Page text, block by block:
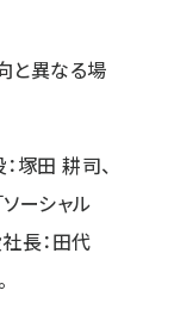
と異なる場
塚田 耕司、
ーシャル
長：田代